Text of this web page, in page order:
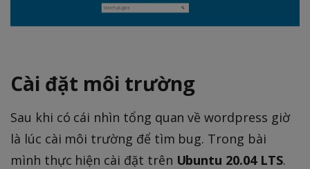
Cài đặt môi trường
Sau khi có cái nhìn tổng quan về wordpress giờ
là lúc cài môi trường để tìm bug. Trong bài
mình thực hiện cài đặt trên Ubuntu 20.04 LTS.